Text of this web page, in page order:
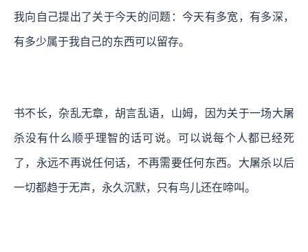
我向自己提出了关于今天的问题：今天有多宽，有多深，
有多少属于我自己的东西可以留存。
书不长，杂乱无章，胡言乱语，山姆，因为关于一场大屠
杀没有什么顺乎理智的话可说。 可以说每个人都已经死
了，永远不再说任何话，不再需要任何东西。大屠杀以后
一切都趋于无声，永久沉默，只有鸟儿还在啼叫。